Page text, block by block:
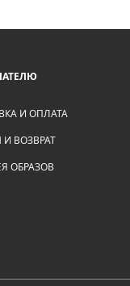
И ОПЛАТА
ВОЗВРАТ
ОБРАЗОВ